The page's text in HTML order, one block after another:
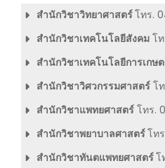
สำนักวิชาวิทยาศาสตร์โทร.
สำนักวิชาเทคโนโลยีสังคม โ
สำนักวิชาเทคโนโลยีการเกษ
สำนักวิชาวิศวกรรมศาสตร์ โ
สำนักวิชาแพทยศาสตร์ โทร.
สำนักวิชาพยาบาลศาสตร์โท
สำนักวิชาทันตแพทยศาสตร์โ